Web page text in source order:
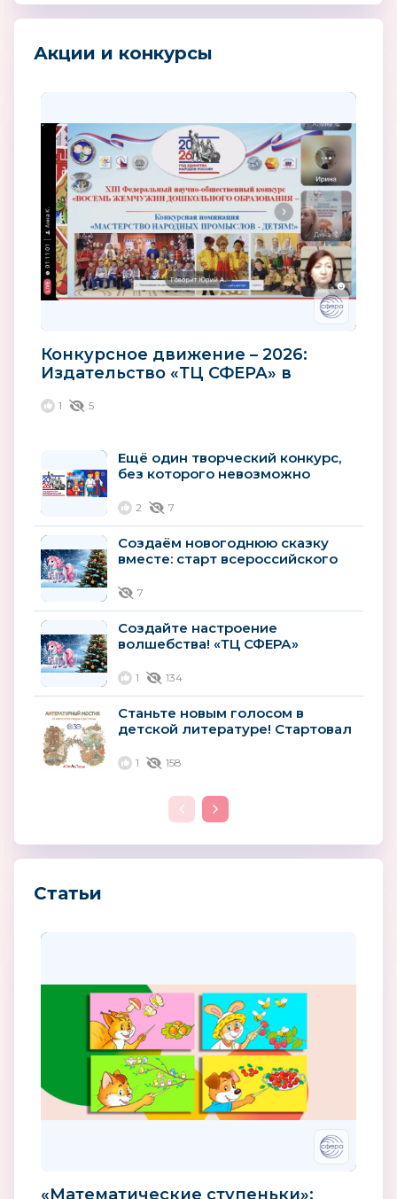
Акции и конкурсы
Конкурсное движение – 2026:
Издательство «ТЦ СФЕРА» в
ДОО и...
1 5
Ещё один творческий конкурс,
без которого невозможно
2 7
Создаём новогоднюю сказку
вместе: старт всероссийского
новогоднего...
7
Создайте настроение
волшебства! «ТЦ СФЕРА»
конкурс новогоднего...
1 134
Станьте новым голосом в
детской литературе! Стартовал
авторов
1 158
Статьи
«Математические ступеньки»: